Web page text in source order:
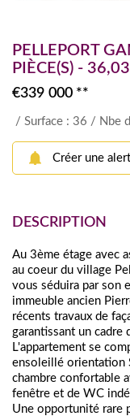
PELLEPORT
PIÈCE(S) -
€339 000 **
/ Surface : 36 / Nbe
Créer une
DESCRIPTION
Au 3ème étage avec
au coeur du village
vous séduira par son
immeuble ancien
récents travaux de
garantissant un cadre
L'appartement se
ensoleillé orientation
chambre confortable
fenêtre et de WC
Une opportunité rare